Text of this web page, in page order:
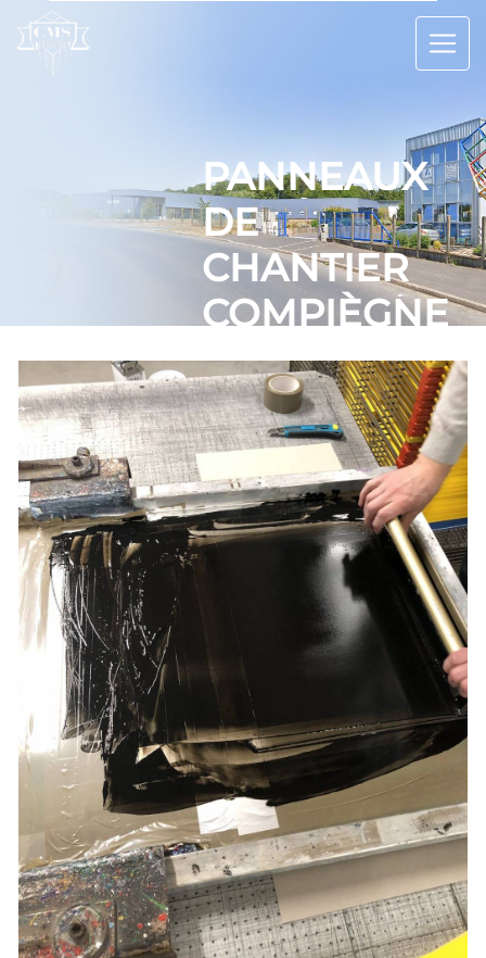
PANNEAUX
DE
CHANTIER
COMPIÈGNE
Panneau de gestion des cookies